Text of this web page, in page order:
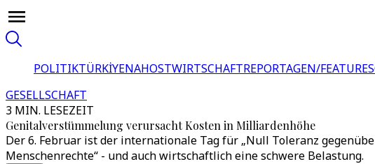
POLITIKTÜRKİYENAHOSTWIRTSCHAFTREPORTAGEN/FEATURES
GESELLSCHAFT
3 MIN. LESEZEIT
Genitalverstümmelung verursacht Kosten in Milliardenhöhe
Der 6. Februar ist der internationale Tag für „Null Toleranz
Menschenrechte“ - und auch wirtschaftlich eine schwere Belastung.